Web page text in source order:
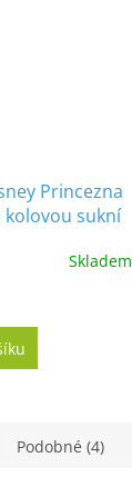
Princezna
kolovou sukní
Skladem
Podobné (4)